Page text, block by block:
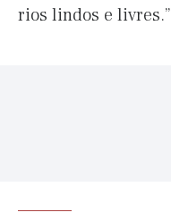
rios lindos e livres.”